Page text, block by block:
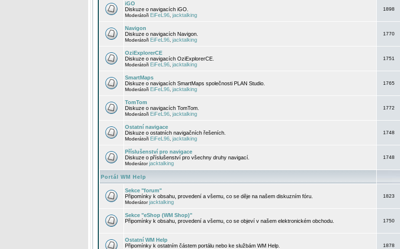
iGO
Diskuze o navigacích iGO.
Moderátoři EiFeL96 jacktalking
1898
Navigon
Diskuze o navigacích Navigon.
Moderátoři EiFeL96 jacktalking
1770
OziExplorerCE
Diskuze o navigacích OziExplorerCE.
Moderátoři EiFeL96 jacktalking
1751
SmartMaps
Diskuze o navigacích SmartMaps společnosti PLAN Studio.
Moderátoři EiFeL96 jacktalking
1765
TomTom
Diskuze o navigacích TomTom.
Moderátoři EiFeL96 jacktalking
1772
Ostatní navigace
Diskuze o ostatních navigačních řešeních.
Moderátoři EiFeL96 jacktalking
1748
Příslušenství pro navigace
Diskuze o příslušenství pro všechny druhy navigací.
Moderátorjacktalking
1748
Portál WM Help
Sekce "forum"
Připomínky k obsahu, provedení a všemu, co se děje na našem diskuzním fóru.
Moderátorjacktalking
1823
Sekce "eShop (WM Shop)"
Připomínky k obsahu, provedení a všemu, co se objeví v našem elektronickém obchodu.
1750
Ostatní WM Help
Připomínky k ostatním částem portálu nebo ke službám WM Help.
1878